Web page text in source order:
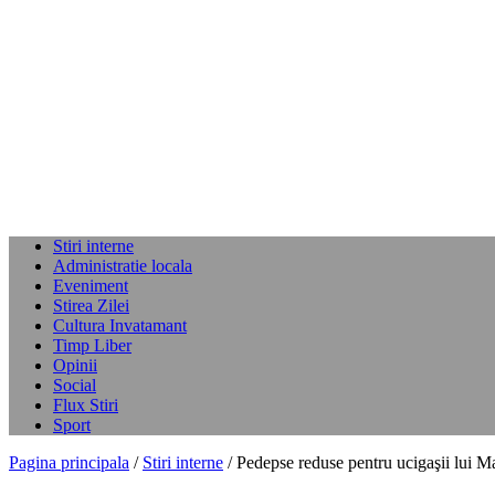
Stiri interne
Administratie locala
Eveniment
Stirea Zilei
Cultura Invatamant
Timp Liber
Opinii
Social
Flux Stiri
Sport
Pagina principala / Stiri interne / Pedepse reduse pentru ucigaşii lui